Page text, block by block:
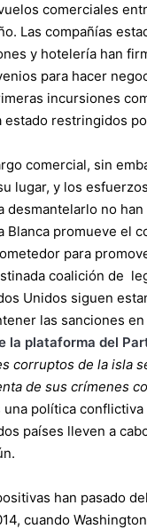
comerciales
Las compañías
y hotelería han
para hacer
incursiones
estado restringidos
comercial, sin
lugar, y los
desmantelarlo no
Blanca promueve el
para
coalición de
Unidos siguen
las sanciones
la plataforma del
corruptos de la isla
de sus crímenes
una política
países lleven a
han pasado
cuando